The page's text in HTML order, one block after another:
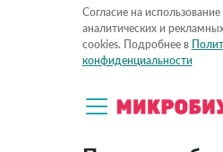
Согласие на использование
аналитических и
cookies. Подробнее в
конфиденциальности